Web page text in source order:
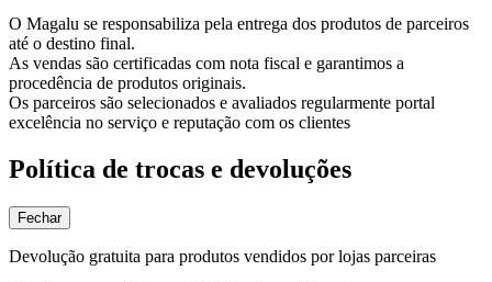
O Magalu se responsabiliza pela entrega dos produtos de parceiros
até o destino final.
As vendas são certificadas com nota fiscal e garantimos a
procedência de produtos originais.
Os parceiros são selecionados e avaliados regularmente portal
excelência no serviço e reputação com os clientes
Política de trocas e devoluções
Fechar
Devolução gratuita para produtos vendidos por lojas parceiras